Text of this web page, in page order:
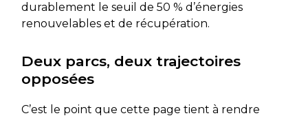
durablement le seuil de 50 % d’énergies
renouvelables et de récupération.
Deux parcs, deux trajectoires
opposées
C’est le point que cette page tient à rendre